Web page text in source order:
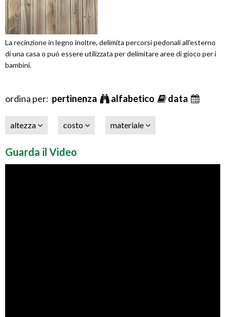
La recinzione in legno inoltre, delimita percorsi pedonali all'esterno
di una casa o può essere utilizzata per delimitare aree di gioco per i
bambini.
ordina per: pertinenza alfabetico data
altezza costo materiale
Guarda il Video